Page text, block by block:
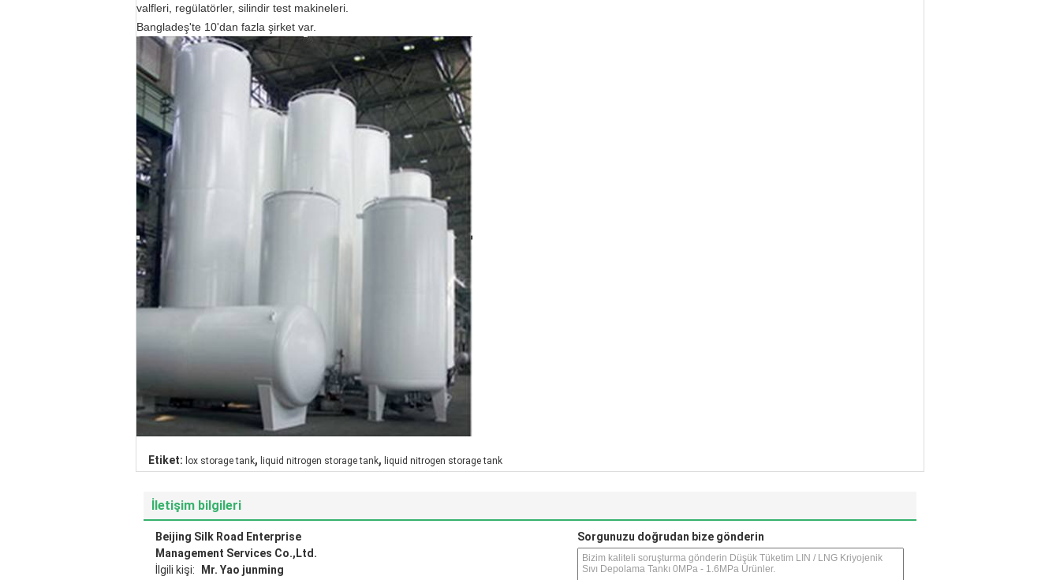
valfleri, regülatörler, silindir test makineleri.
Bangladeş'te 10'dan fazla şirket var.
Etiket: lox storage tank, liquid nitrogen storage tank, liquid nitrogen storage tank
İletişim bilgileri
Beijing Silk Road Enterprise
Management Services Co.,Ltd.
İlgili kişi:
Mr. Yao junming
Sorgunuzu doğrudan bize gönderin